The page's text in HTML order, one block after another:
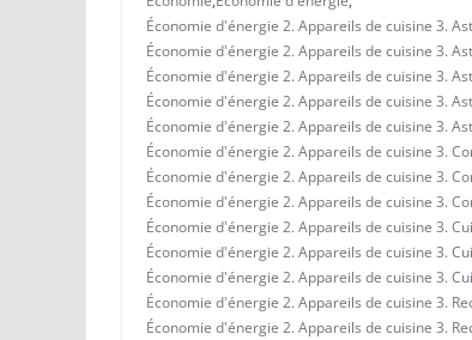
Économie d'énergie 2. Appareils de cuisine 3.
Économie d'énergie 2. Appareils de cuisine 3.
Économie d'énergie 2. Appareils de cuisine 3.
Économie d'énergie 2. Appareils de cuisine 3.
Économie d'énergie 2. Appareils de cuisine 3.
Économie d'énergie 2. Appareils de cuisine 3.
Économie d'énergie 2. Appareils de cuisine 3.
Économie d'énergie 2. Appareils de cuisine 3.
Économie d'énergie 2. Appareils de cuisine 3.
Économie d'énergie 2. Appareils de cuisine 3.
Économie d'énergie 2. Appareils de cuisine 3.
Économie d'énergie 2. Appareils de cuisine 3.
Économie d'énergie 2. Appareils de cuisine 3.